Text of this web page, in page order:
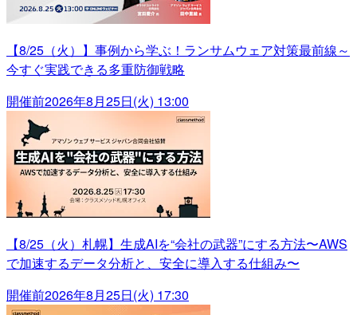
【8/25（火）】事例から学ぶ！ランサムウェア対策最前線～
今すぐ実践できる多重防御戦略
開催前2026年8月25日(火) 13:00
【8/25（火）札幌】生成AIを“会社の武器”にする方法〜AWS
で加速するデータ分析と、安全に導入する仕組み〜
開催前2026年8月25日(火) 17:30